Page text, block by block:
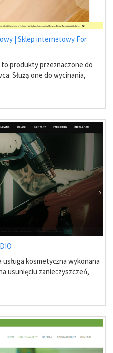
| Sklep internetowy For
produkty przeznaczone do
Służą one do wycinania,
kosmetyczna wykonana
usunięciu zanieczyszczeń,